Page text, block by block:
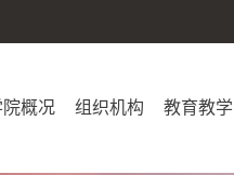
院概况 组织机构 教育教学